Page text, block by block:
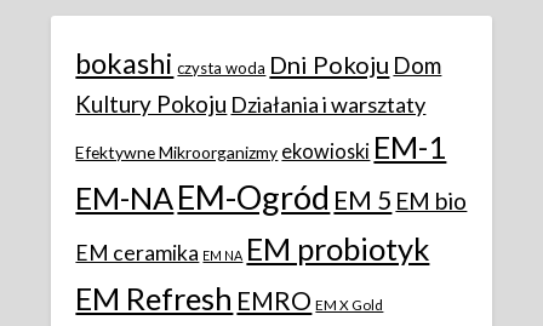
bokashi czysta woda Dni Pokoju Dom
Kultury Pokoju Działania i warsztaty
Efektywne Mikroorganizmy ekowioski EM-1
EM-NAEM-Ogród EM 5 EM bio
EM ceramika EM NA EM probiotyk
EM Refresh EMRO EM X Gold